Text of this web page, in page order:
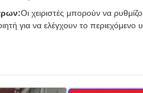
Οι χειριστές μπορούν να
για να ελέγχουν το